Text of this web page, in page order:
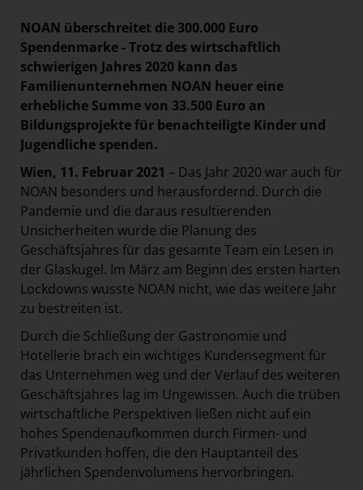
Raisin
section.d
Swiss Life Select
The Companion
The Hoxton
Unibail-Rodamco-Westfield
Vöslauer
NMK
MEDIA
KONTAKT
NOAN überschreitet die 300.000 Euro
Spendenmarke - Trotz des wirtschaftlich
schwierigen Jahres 2020 kann das
Familienunternehmen NOAN heuer eine
erhebliche Summe von 33.500 Euro an
Bildungsprojekte für benachteiligte Kinder und
Jugendliche spenden.
Wien, 11. Februar 2021 – Das Jahr 2020 war auch für
NOAN besonders und herausfordernd. Durch die
Pandemie und die daraus resultierenden
Unsicherheiten wurde die Planung des
Geschäftsjahres für das gesamte Team ein Lesen in
der Glaskugel. Im März am Beginn des ersten harten
Lockdowns wusste NOAN nicht, wie das weitere Jahr
zu bestreiten ist.
Durch die Schließung der Gastronomie und
Hotellerie brach ein wichtiges Kundensegment für
das Unternehmen weg und der Verlauf des weiteren
Geschäftsjahres lag im Ungewissen. Auch die trüben
wirtschaftliche Perspektiven ließen nicht auf ein
hohes Spendenaufkommen durch Firmen- und
Privatkunden hoffen, die den Hauptanteil des
jährlichen Spendenvolumens hervorbringen.